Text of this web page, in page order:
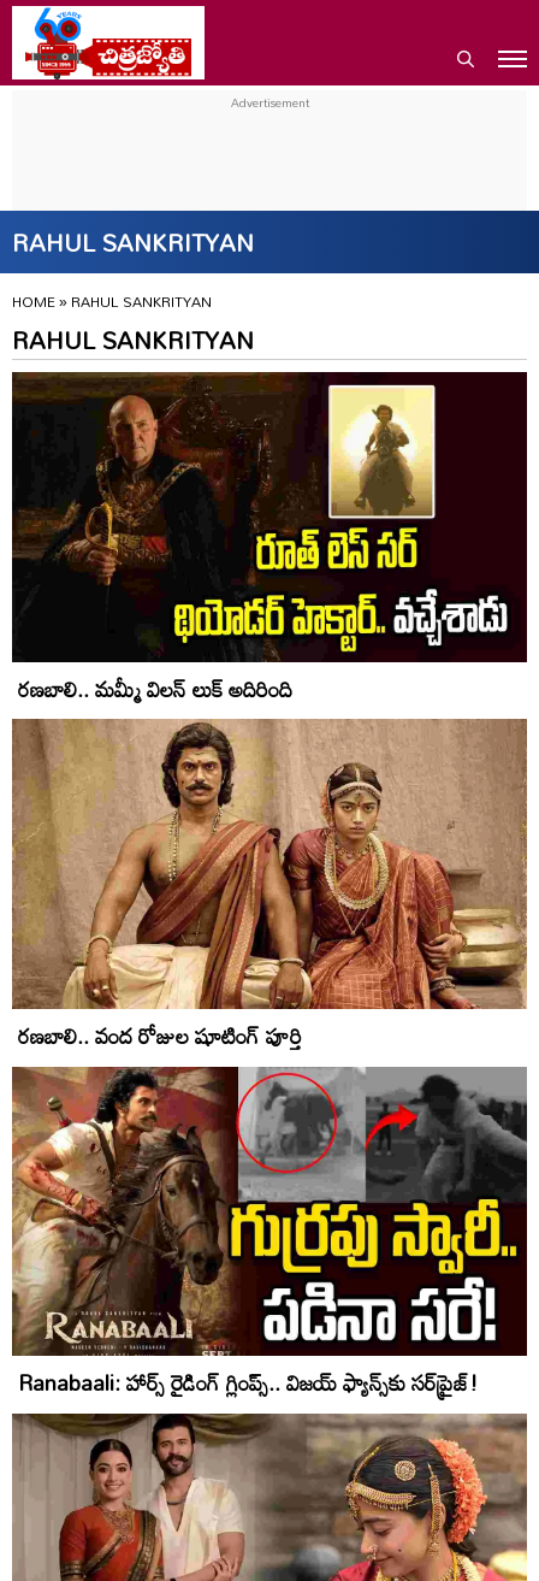
RAHUL SANKRITYAN
HOME»RAHUL SANKRITYAN
RAHUL SANKRITYAN
రణబాలి.. మమ్మీ విలన్ లుక్ అదిరింది
రణబాలి.. వంద రోజుల షూటింగ్‌ పూర్తి
Ranabaali: హార్స్ రైడింగ్ గ్లింప్స్.. విజయ్ ఫ్యాన్స్‌కు సర్‌ప్రైజ్!